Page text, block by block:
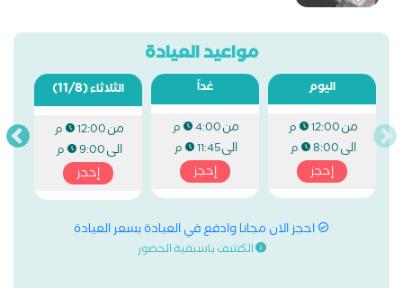
مواعيد العيادة
اليوم
من12:00 م
الى8:00 م
إحجز
غداً
من4:00 م
الى11:45 م
إحجز
الثلاثاء(11/8)
من12:00 م
الى9:00 م
إحجز
احجز الان مجانا وادفع في العيادة بسعر العيادة
الكشف باسبقية الحضور